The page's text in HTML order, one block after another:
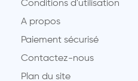
Conditions d'utilisation
A propos
Paiement sécurisé
Contactez-nous
Plan du site